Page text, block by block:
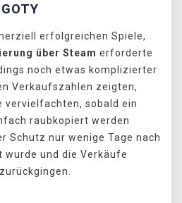
erfolgreichen Spiele,
über Steam erforderte
noch etwas komplizierter
Verkaufszahlen zeigten,
vervielfachten, sobald ein
raubkopiert werden
Schutz nur wenige Tage nach
wurde und die Verkäufe